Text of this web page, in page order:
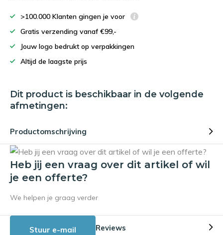
>100.000 Klanten gingen je voor
Gratis verzending vanaf €99,-
Jouw logo bedrukt op verpakkingen
Altijd de laagste prijs
Dit product is beschikbaar in de volgende
afmetingen:
Productomschrijving
Heb jij een vraag over dit artikel of wil
je een offerte?
We helpen je graag verder
Stuur e-mail Reviews